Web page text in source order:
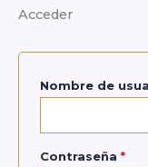
Acceder
Nombre de
Contraseña *